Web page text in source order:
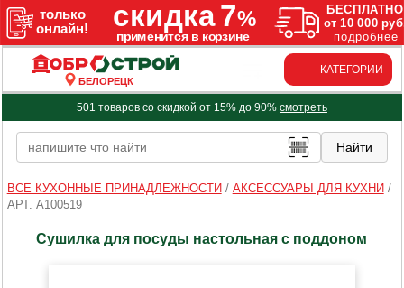
БЕЛОРЕЦК
КАТЕГОРИИ
501 товаров со скидкой от 15% до 90% смотреть
ВСЕ КУХОННЫЕ ПРИНАДЛЕЖНОСТИ / АКСЕССУАРЫ ДЛЯ КУХНИ /
АРТ. A100519
Сушилка для посуды настольная с поддоном